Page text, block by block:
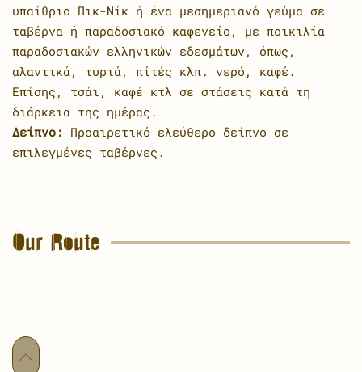
υπαίθριο Πικ-Νίκ ή ένα μεσημεριανό γεύμα σε
ταβέρνα ή παραδοσιακό καφενείο, με ποικιλία
παραδοσιακών ελληνικών εδεσμάτων, όπως,
αλαντικά, τυριά, πίτές κλπ. νερό, καφέ.
Επίσης, τσάι, καφέ κτλ σε στάσεις κατά τη
διάρκεια της ημέρας.
Δείπνο: Προαιρετικό ελεύθερο δείπνο σε
επιλεγμένες ταβέρνες.
Our Route